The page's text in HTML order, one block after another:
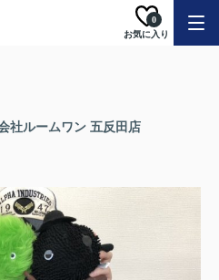
お気に入り
0
社ルームワン 五反田店